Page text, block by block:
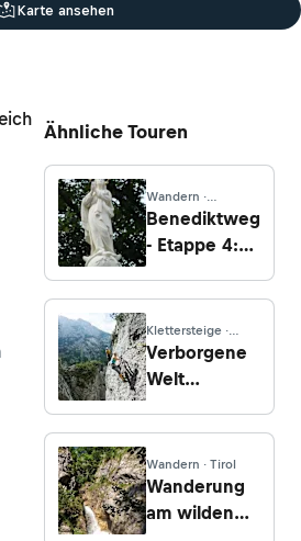
Karte ansehen
Ähnliche Touren
Wandern ·
Steiermark
Benediktweg
- Etappe 4:
nach Bad St.
Leonhard
Klettersteige ·
Kärnten
Verborgene
Welt
(C/D)
Wandern · Tirol
Wanderung
am wilden